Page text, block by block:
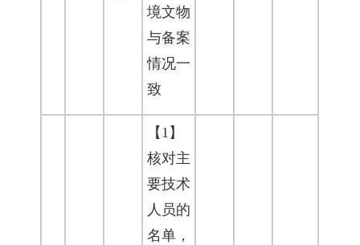
境文物
与备案
情况一
致
【1】
核对主
要技术
人员的
名单，